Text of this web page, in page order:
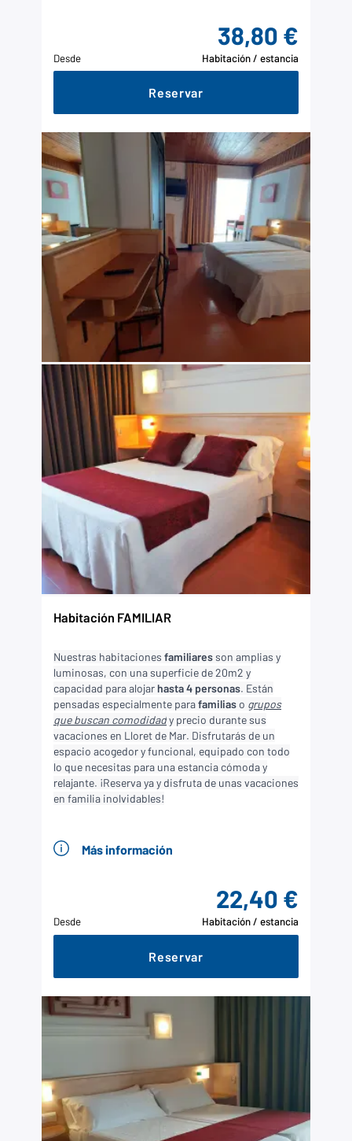
Desde
38,80 €
Habitación / estancia
Reservar
Habitación FAMILIAR
Nuestras habitaciones familiaresson amplias y
luminosas, con una superficie de 20m2 y
capacidad para alojarhasta 4 personas. Están
pensadas especialmente parafamilias o grupos
que buscan comodidady precio durante sus
vacaciones en Lloret de Mar. Disfrutarás de un
espacio acogedor y funcional, equipado con todo
lo que necesitas para una estancia cómoda y
relajante. ¡Reserva ya y disfruta de unas vacaciones
en familia inolvidables!
Más información
Desde
22,40 €
Habitación / estancia
Reservar